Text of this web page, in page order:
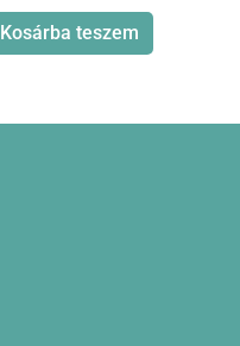
Kosárba teszem